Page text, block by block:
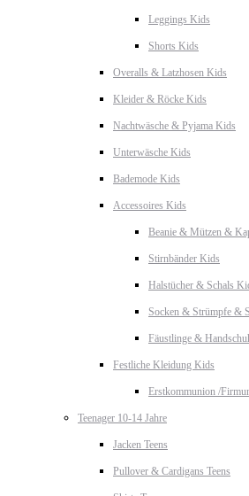
Leggings Kids
Shorts Kids
Overalls & Latzhosen Kids
Kleider & Röcke Kids
Nachtwäsche & Pyjama Kids
Unterwäsche Kids
Bademode Kids
Accessoires Kids
Beanie & Mützen &
Stirnbänder Kids
Halstücher & Schals
Socken & Strümpfe &
Fäustlinge &
Festliche Kleidung Kids
Erstkommunion /
Teenager 10-14 Jahre
Jacken Teens
Pullover & Cardigans Teens